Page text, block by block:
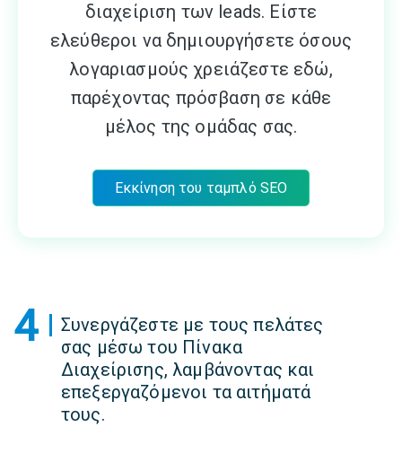
διαχείριση των leads. Είστε
ελεύθεροι να δημιουργήσετε όσους
λογαριασμούς χρειάζεστε εδώ,
παρέχοντας πρόσβαση σε κάθε
μέλος της ομάδας σας.
Εκκίνηση του ταμπλό SEO
4
Συνεργάζεστε με τους πελάτες
σας μέσω του Πίνακα
Διαχείρισης, λαμβάνοντας και
επεξεργαζόμενοι τα αιτήματά
τους.